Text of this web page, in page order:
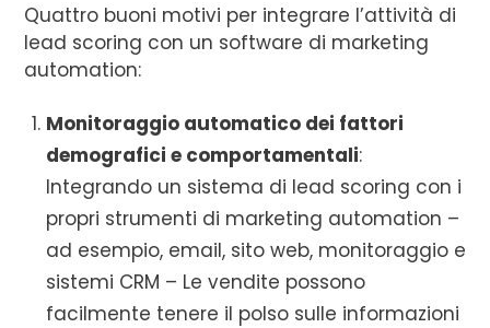
Quattro buoni motivi per integrare l’attività di
lead scoring con un software di marketing
automation:
Monitoraggio automatico dei fattori
demografici e comportamentali:
Integrando un sistema di lead scoring con i
propri strumenti di marketing automation –
ad esempio, email, sito web, monitoraggio e
sistemi CRM – Le vendite possono
facilmente tenere il polso sulle informazioni